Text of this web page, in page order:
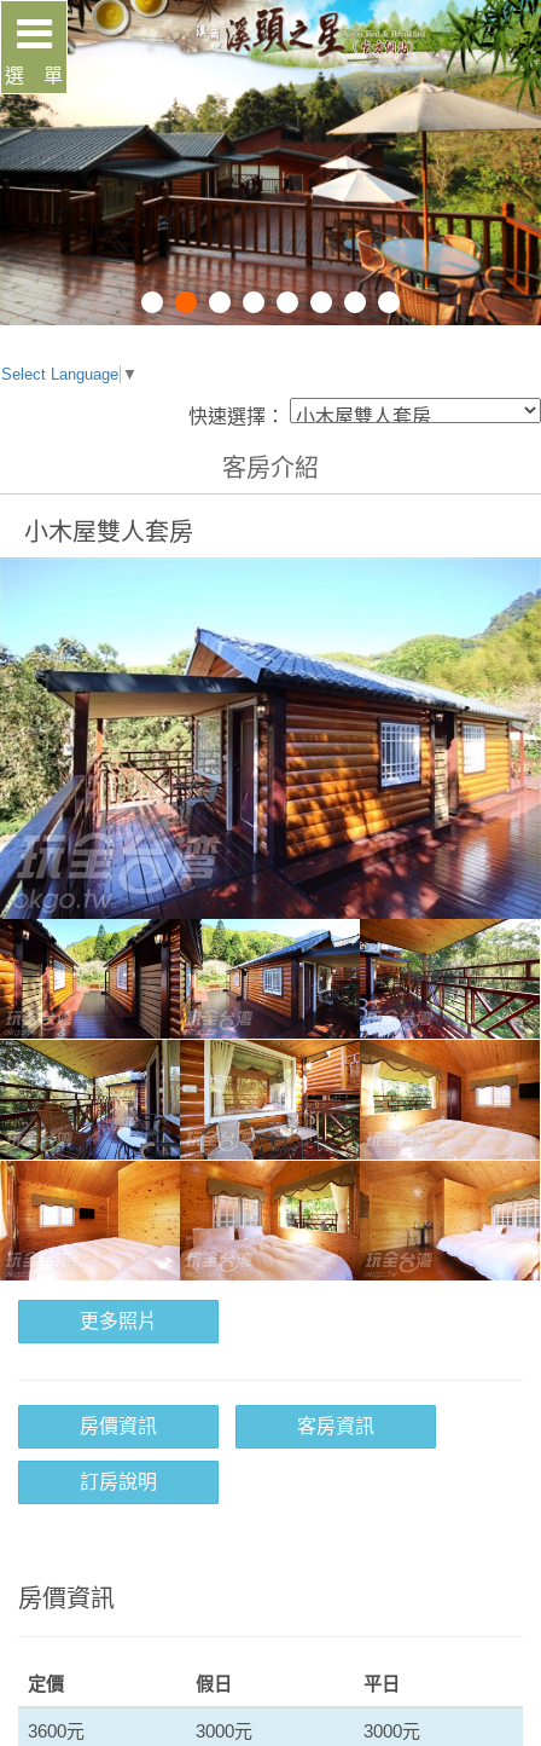
選 單
Select Language ▼
快速選擇：
客房介紹
小木屋雙人套房
更多照片
房價資訊 客房資訊
訂房說明
房價資訊
定價 假日 平日
3600元 3000元 3000元